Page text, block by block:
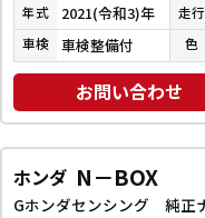
年式 2021(令和3)年 走行
車検 車検整備付 色
お問い合わせ
ホンダ N－BOX